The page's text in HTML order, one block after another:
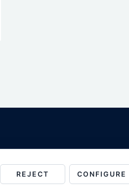
REJECT CONFIGURE